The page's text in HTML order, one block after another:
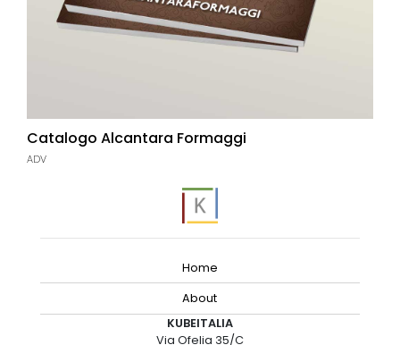
Catalogo Alcantara Formaggi
ADV
Home
About
KUBEITALIA
Via Ofelia 35/C